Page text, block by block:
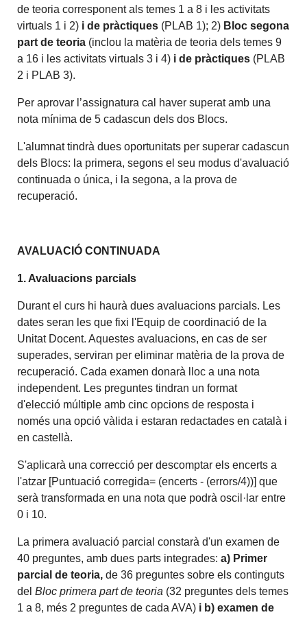
de teoria corresponent als temes 1 a 8 i les activitats
virtuals 1 i 2) i de pràctiques (PLAB 1); 2) Bloc segona
part de teoria (inclou la matèria de teoria dels temes 9
a 16 i les activitats virtuals 3 i 4) i de pràctiques (PLAB
2 i PLAB 3).
Per aprovar l’assignatura cal haver superat amb una
nota mínima de 5 cadascun dels dos Blocs.
L'alumnat tindrà dues oportunitats per superar cadascun
dels Blocs: la primera, segons el seu modus d'avaluació
continuada o única, i la segona, a la prova de
recuperació.
AVALUACIÓ CONTINUADA
1. Avaluacions parcials
Durant el curs hi haurà dues avaluacions parcials. Les
dates seran les que fixi l'Equip de coordinació de la
Unitat Docent. Aquestes avaluacions, en cas de ser
superades, serviran per eliminar matèria de la prova de
recuperació. Cada examen donarà lloc a una nota
independent. Les preguntes tindran un format
d'elecció múltiple amb cinc opcions de resposta i
només una opció vàlida i estaran redactades en català i
en castellà.
S'aplicarà una correcció per descomptar els encerts a
l'atzar [Puntuació corregida= (encerts - (errors/4))] que
serà transformada en una nota que podrà oscil·lar entre
0 i 10.
La primera avaluació parcial constarà d'un examen de
40 preguntes, amb dues parts integrades:a) Primer
parcial de teoria, de 36 preguntes sobre els continguts
delBloc primera part de teoria (32 preguntes dels temes
1 a 8, més 2 preguntes de cada AVA) i b) examen de